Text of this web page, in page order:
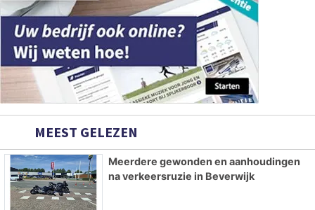
MEEST GELEZEN
Meerdere gewonden en aanhoudingen
na verkeersruzie in Beverwijk